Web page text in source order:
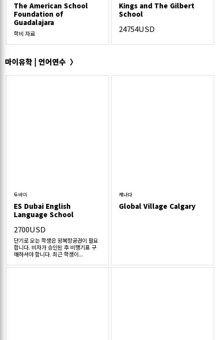
The American School
Foundation of
Guadalajara
학비 자료
Kings and The Gilbert
School
24754USD
마이유학 | 언어연수
두바이
ES Dubai English
Language School
2700USD
단기로 오는 학생은 왕복항공권이 필요
합니다. 비자가 승인된 후 비행기표 구
매하셔야 합니다. 최근 학생이...
캐나다
Global Village Calgary